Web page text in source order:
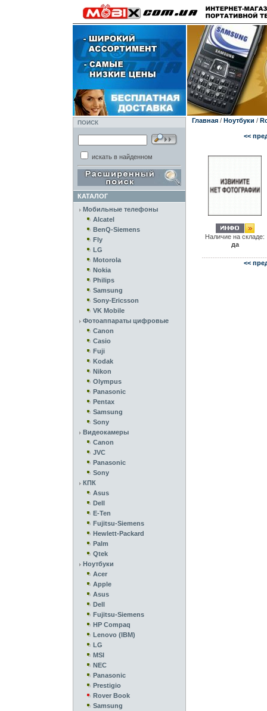
ПОИСК
искать в найденном
КАТАЛОГ
Мобильные телефоны
Alcatel
BenQ-Siemens
Fly
LG
Motorola
Nokia
Philips
Samsung
Sony-Ericsson
VK Mobile
Фотоаппараты цифровые
Canon
Casio
Fuji
Kodak
Nikon
Olympus
Panasonic
Pentax
Samsung
Sony
Видеокамеры
Canon
JVC
Panasonic
Sony
КПК
Asus
Dell
E-Ten
Fujitsu-Siemens
Hewlett-Packard
Palm
Qtek
Ноутбуки
Acer
Apple
Asus
Dell
Fujitsu-Siemens
HP Compaq
Lenovo (IBM)
LG
MSI
NEC
Panasonic
Prestigio
Rover Book
Samsung
Главная/ Ноутбуки /
<<
Наличие на складе:
да
<<